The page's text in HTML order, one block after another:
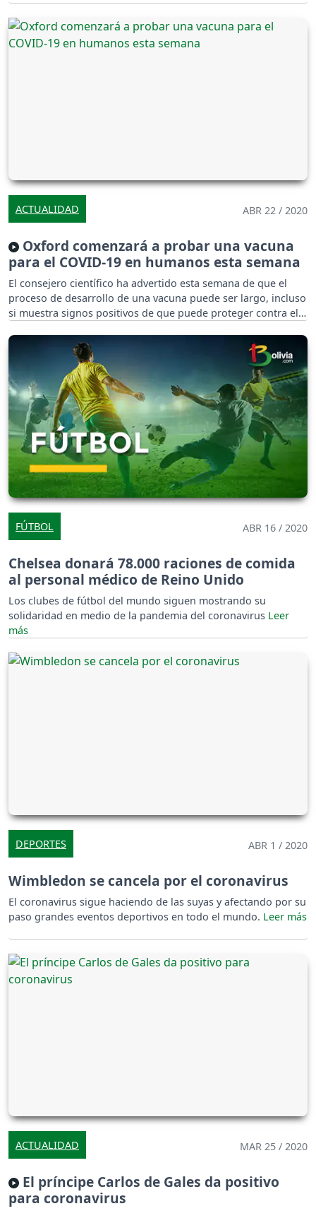
ACTUALIDAD ABR 22 / 2020
Oxford comenzará a probar una vacuna
para el COVID-19 en humanos esta semana
El consejero científico ha advertido esta semana de que el
proceso de desarrollo de una vacuna puede ser largo, incluso
si muestra signos positivos de que puede proteger contra el
FÚTBOL ABR 16 / 2020
Chelsea donará 78.000 raciones de comida
al personal médico de Reino Unido
Los clubes de fútbol del mundo siguen mostrando su
solidaridad en medio de la pandemia del coronavirus
DEPORTES ABR 1 / 2020
Wimbledon se cancela por el coronavirus
El coronavirus sigue haciendo de las suyas y afectando por su
paso grandes eventos deportivos en todo el mundo.
ACTUALIDAD MAR 25 / 2020
El príncipe Carlos de Gales da positivo
para coronavirus